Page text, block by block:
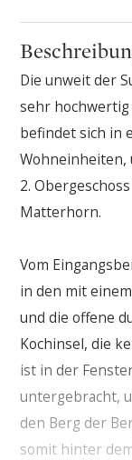
Die unweit der
sehr
befindet sich in
Wohneinheiten,
2.
Matterhorn.
Vom
in den mit
und die offene
Kochinsel, die
ist in der
untergebracht,
den Berg der
somit hinter